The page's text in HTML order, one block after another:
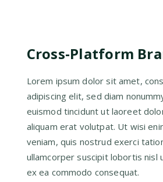
Cross-Platform
Lorem ipsum dolor sit amet,
adipiscing elit, sed diam
euismod tincidunt ut laoreet
aliquam erat volutpat. Ut wisi
veniam, quis nostrud exerci
ullamcorper suscipit lobortis nisl
ex ea commodo consequat.